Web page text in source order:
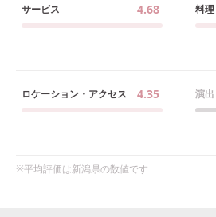
サービス 4.68 料理
ロケーション・アクセス 4.35 演出
※平均評価は新潟県の数値です